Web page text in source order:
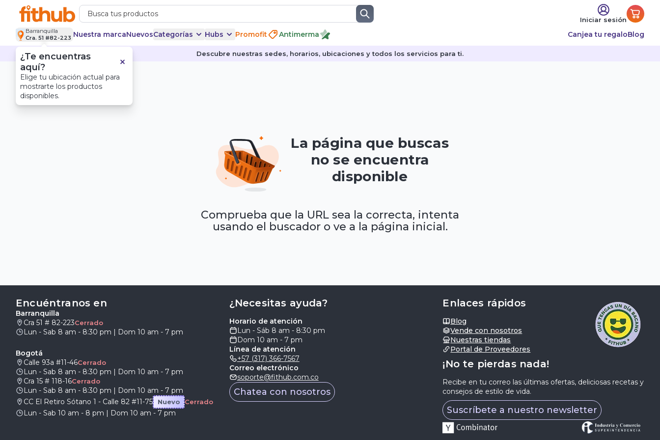
Iniciar sesión
Barranquilla
Cra. 51 #82-223 Nuestra marcaNuevosCategorías Hubs Promofit Antimerma Canjea tu regaloBlog
Descubre nuestras sedes, horarios, ubicaciones y todos los servicios para ti.
La página que buscas
no se encuentra
disponible
Comprueba que la URL sea la correcta, intenta
usando el buscador o ve a la página inicial.
Encuéntranos en
Barranquilla
Cra 51 # 82-223Cerrado
Lun - Sab 8 am - 8:30 pm | Dom 10 am - 7 pm
Bogotá
Calle 93a #11-46Cerrado
Lun - Sab 8 am - 8:30 pm | Dom 10 am - 7 pm
Cra 15 # 118-16Cerrado
Lun - Sab 8 am - 8:30 pm | Dom 10 am - 7 pm
CC El Retiro Sótano 1 - Calle 82 #11-75
Nuevo Cerrado
Lun - Sab 10 am - 8 pm | Dom 10 am - 7 pm
Enlaces rápidos
Blog
Vende con nosotros
Nuestras tiendas
Portal de Proveedores
¡No te pierdas nada!
Recibe en tu correo las últimas ofertas, deliciosas recetas y
consejos de estilo de vida.
Suscríbete a nuestro newsletter
¿Necesitas ayuda?
Horario de atención
Lun - Sáb 8 am - 8:30 pm
Dom 10 am - 7 pm
Línea de atención
+57 (317) 366-7567
Correo electrónico
soporte@fithub.com.co
Chatea con nosotros
¿Te encuentras
aquí?
Elige tu ubicación actual para
mostrarte los productos
disponibles.